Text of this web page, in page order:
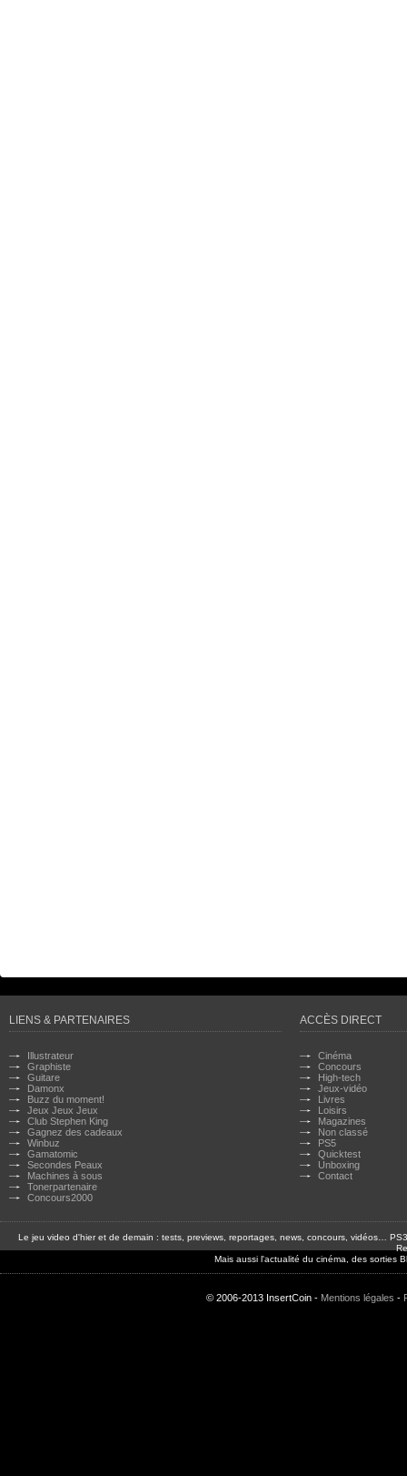
LIENS & PARTENAIRES
Illustrateur
Graphiste
Guitare
Damonx
Buzz du moment!
Jeux Jeux Jeux
Club Stephen King
Gagnez des cadeaux
Winbuz
Gamatomic
Secondes Peaux
Machines à sous
Tonerpartenaire
Concours2000
ACCÈS DIRECT
Cinéma
Concours
High-tech
Jeux-vidéo
Livres
Loisirs
Magazines
Non classé
PS5
Quicktest
Unboxing
Contact
Le jeu video d'hier et de demain : tests, previews, reportages, news, concours, vidéos…
Mais aussi l'actualité du cinéma, des sorties
© 2006-2013 InsertCoin - Mentions légales -